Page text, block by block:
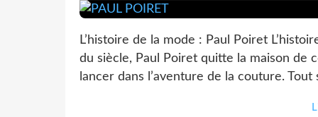
L’histoire de la mode : Paul Poiret
du siècle, Paul Poiret quitte la maison de
lancer dans l’aventure de la couture.